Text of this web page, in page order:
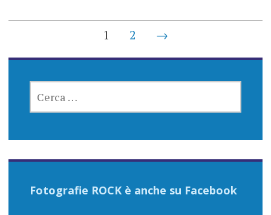
navigation
1 2 →
PER:
Fotografie ROCK è anche su Facebook